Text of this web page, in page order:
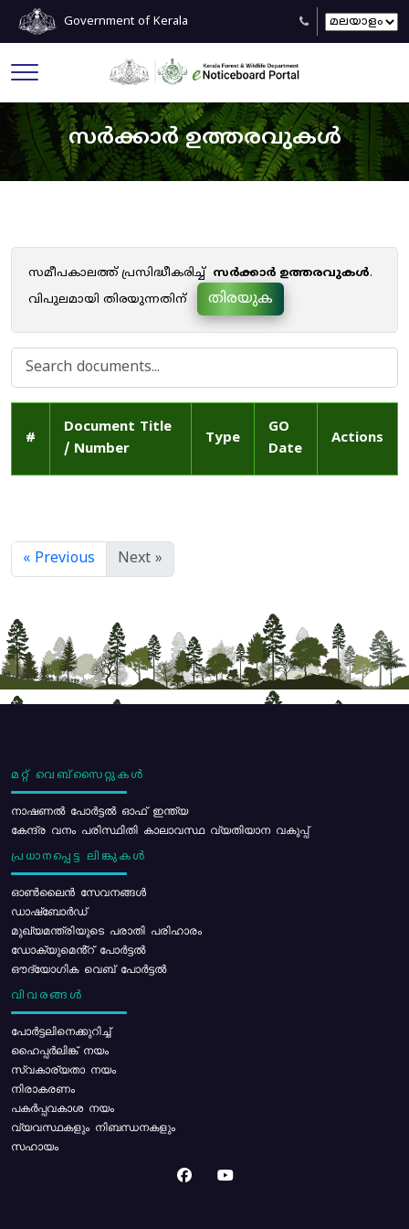
Government of Kerala
സർക്കാർ ഉത്തരവുകൾ
സമീപകാലത്ത് പ്രസിദ്ധീകരിച്ച് സർക്കാർ ഉത്തരവുകൾ.
വിപുലമായി തിരയുന്നതിന്
തിരയുക
#
Document Title
/ Number
Type
GO
Date
Actions
« Previous Next »
മറ്റ് വെബ്സൈറ്റുകൾ
നാഷണൽ പോർട്ടൽ ഓഫ് ഇന്ത്യ
കേന്ദ്ര വനം പരിസ്ഥിതി കാലാവസ്ഥ വ്യതിയാന വകുപ്പ്
പ്രധാനപ്പെട്ട ലിങ്കുകൾ
ഓൺലൈൻ സേവനങ്ങൾ
ഡാഷ്ബോർഡ്
മുഖ്യമന്ത്രിയുടെ പരാതി പരിഹാരം
ഡോക്യുമെൻ്റ് പോർട്ടൽ
ഔദ്യോഗിക വെബ് പോർട്ടൽ
വിവരങ്ങൾ
പോര്‍ട്ടലിനെക്കുറിച്ച്
ഹൈപ്പർലിങ്ക് നയം
സ്വകാര്യതാ നയം
നിരാകരണം
പകർപ്പവകാശ നയം
വ്യവസ്ഥകളും നിബന്ധനകളും
സഹായം